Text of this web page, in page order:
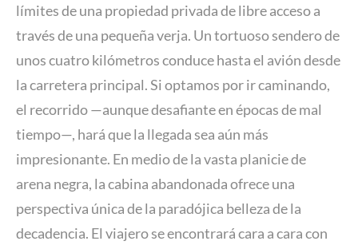
límites de una propiedad privada de libre acceso a
través de una pequeña verja. Un tortuoso sendero de
unos cuatro kilómetros conduce hasta el avión desde
la carretera principal. Si optamos por ir caminando,
el recorrido —aunque desafiante en épocas de mal
tiempo—, hará que la llegada sea aún más
impresionante. En medio de la vasta planicie de
arena negra, la cabina abandonada ofrece una
perspectiva única de la paradójica belleza de la
decadencia. El viajero se encontrará cara a cara con